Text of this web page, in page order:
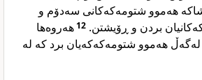
هەموو شتومەکەکانی سەدۆم و
بردن و ڕۆیشتن. 12هەروەها
لەگەڵ هەموو شتومەکەکەیان برد کە لە